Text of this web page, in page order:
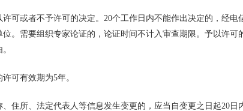
可或者不予许可的决定。20个工作日内不能作出决定的，经电
。需要组织专家论证的，论证时间不计入审查期限。予以许可
可有效期为5年。
住所、法定代表人等信息发生变更的，应当自变更之日起20日